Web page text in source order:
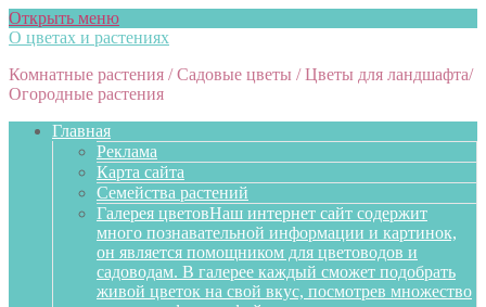
Открыть меню
О цветах и растениях
Комнатные растения / Садовые цветы / Цветы для ландшафта/
Огородные растения
Главная
Реклама
Карта сайта
Семейства растений
Галерея цветовНаш интернет сайт содержит
много познавательной информации и картинок,
он является помощником для цветоводов и
садоводам. В галерее каждый сможет подобрать
живой цветок на свой вкус, посмотрев множество